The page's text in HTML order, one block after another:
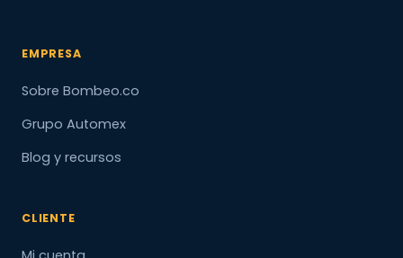
EMPRESA
Sobre Bombeo.co
Grupo Automex
Blog y recursos
CLIENTE